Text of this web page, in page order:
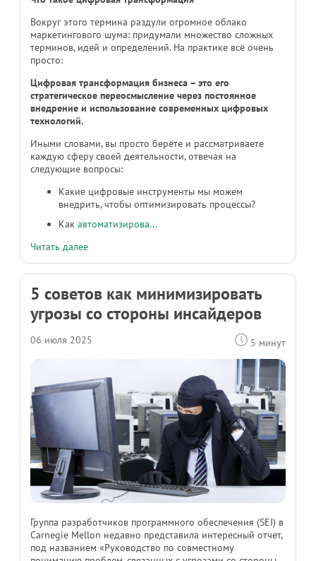
Вокруг этого термина раздули огромное облако
маркетингового шума: придумали множество сложных
терминов, идей и определений. На практике всё очень
просто:
Цифровая трансформация бизнеса – это его
стратегическое переосмысление через постоянное
внедрение и использование современных цифровых
технологий.
Иными словами, вы просто берёте и рассматриваете
каждую сферу своей деятельности, отвечая на
следующие вопросы:
Какие цифровые инструменты мы можем
внедрить, чтобы оптимизировать процессы?
Как автоматизирова...
Читать далее
5 советов как минимизировать
угрозы со стороны инсайдеров
06 июля 2025 5 минут
Группа разработчиков программного обеспечения (SEI) в
Carnegie Mellon недавно представила интересный отчет,
под названием «Руководство по совместному